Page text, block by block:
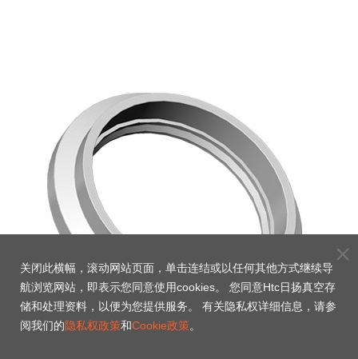
关闭此横幅，滚动网站页面，单击连结或以任何其他方式继续导
航浏览网站，即表示您同意使用cookies。 您同意Htc日扬真空存
储和处理资料，以便为您提供服务。 有关隐私权详细信息，请参
阅我们的隐私权政策和Cookie政策。